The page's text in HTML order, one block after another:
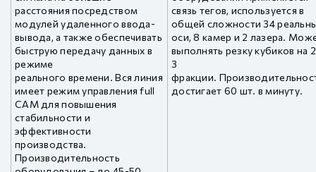
расстояния посредством
модулей удаленного ввода-
вывода, а также обеспечивать
быструю передачу данных в
режиме
реального времени. Вся линия
имеет режим управления full
CAM для повышения
стабильности и
эффективности
производства.
Производительность
связь тегов, используется в
общей сложности 34
оси, 8 камер и 2 лазера.
выполнять резку кубиков на
3
фракции.
достигает 60 шт. в минуту.